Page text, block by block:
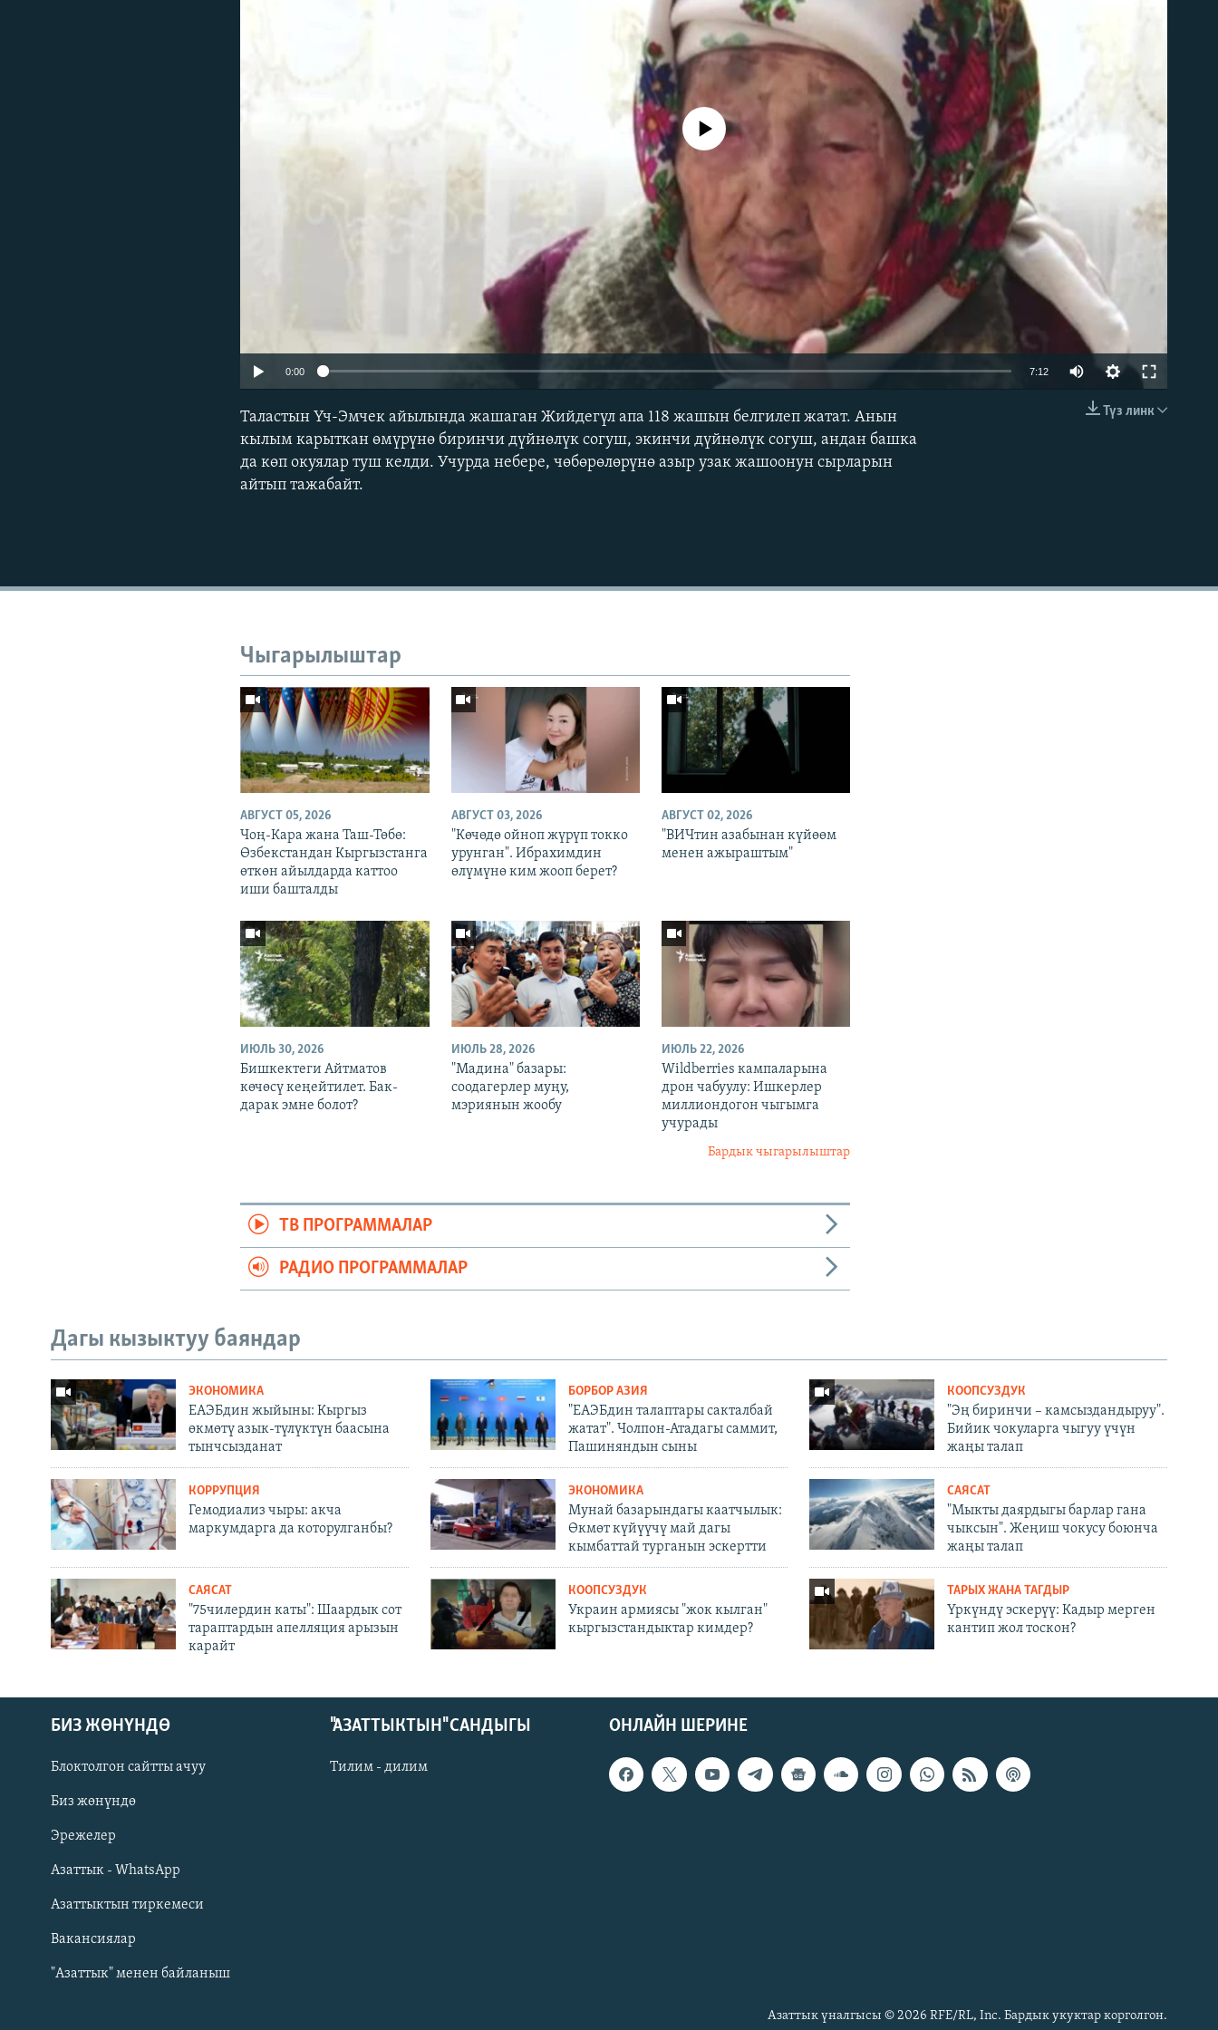
Русский
ОНЛАЙН ШЕРИНЕ
EMBED
No media source currently available
0:00 7:12
Түз линк
Таластын Үч-Эмчек айылында жашаган Жийдегүл апа 118 жашын белгилеп жатат. Анын
кылым карыткан өмүрүнө биринчи дүйнөлүк согуш, экинчи дүйнөлүк согуш, андан башка
да көп окуялар туш келди. Учурда небере, чөбөрөлөрүнө азыр узак жашоонун сырларын
айтып тажабайт.
Чыгарылыштар
АВГУСТ 05, 2026
Чоң-Кара жана Таш-Төбө:
Өзбекстандан Кыргызстанга
өткөн айылдарда каттоо
иши башталды
АВГУСТ 03, 2026
"Көчөдө ойноп жүрүп токко
урунган". Ибрахимдин
өлүмүнө ким жооп берет?
АВГУСТ 02, 2026
"ВИЧтин азабынан күйөөм
менен ажыраштым"
ИЮЛЬ 30, 2026
Бишкектеги Айтматов
көчөсү кеңейтилет. Бак-
дарак эмне болот?
ИЮЛЬ 28, 2026
"Мадина" базары:
соодагерлер муңу,
мэриянын жообу
ИЮЛЬ 22, 2026
Wildberries кампаларына
дрон чабуулу: Ишкерлер
миллиондогон чыгымга
учурады
Бардык чыгарылыштар
ТВ ПРОГРАММАЛАР
РАДИО ПРОГРАММАЛАР
Дагы кызыктуу баяндар
ЭКОНОМИКА
ЕАЭБдин жыйыны: Кыргыз
өкмөтү азык-түлүктүн баасына
тынчсызданат
БОРБОР АЗИЯ
"ЕАЭБдин талаптары сакталбай
жатат". Чолпон-Атадагы саммит,
Пашиняндын сыны
КООПСУЗДУК
"Эң биринчи – камсыздандыруу".
Бийик чокуларга чыгуу үчүн
жаңы талап
КОРРУПЦИЯ
Гемодиализ чыры: акча
маркумдарга да которулганбы?
ЭКОНОМИКА
Мунай базарындагы каатчылык:
Өкмөт күйүүчү май дагы
кымбаттай турганын эскертти
САЯСАТ
"Мыкты даярдыгы барлар гана
чыксын". Жеңиш чокусу боюнча
жаңы талап
САЯСАТ
"75чилердин каты": Шаардык сот
тараптардын апелляция арызын
карайт
КООПСУЗДУК
Украин армиясы "жок кылган"
кыргызстандыктар кимдер?
ТАРЫХ ЖАНА ТАГДЫР
Үркүндү эскерүү: Кадыр мерген
кантип жол тоскон?
ОНЛАЙН ШЕРИНЕ
БИЗ ЖӨНҮНДӨ
Блоктолгон сайтты ачуу
Биз жөнүндө
Эрежелер
Азаттык - WhatsApp
Азаттыктын тиркемеси
Вакансиялар
"Азаттык" менен байланыш
"АЗАТТЫКТЫН" САНДЫГЫ
Тилим - дилим
Азаттык үналгысы © 2026 RFE/RL, Inc. Бардык укуктар корголгон.